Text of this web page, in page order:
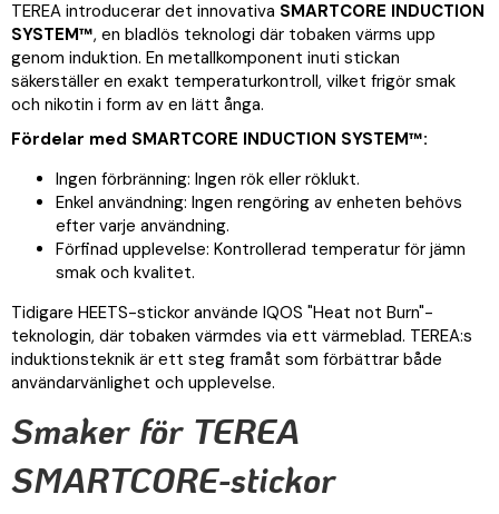
TEREA introducerar det innovativa SMARTCORE INDUCTION
SYSTEM™, en bladlös teknologi där tobaken värms upp
genom induktion. En metallkomponent inuti stickan
säkerställer en exakt temperaturkontroll, vilket frigör smak
och nikotin i form av en lätt ånga.
Fördelar med SMARTCORE INDUCTION SYSTEM™:
Ingen förbränning: Ingen rök eller röklukt.
Enkel användning: Ingen rengöring av enheten behövs
efter varje användning.
Förfinad upplevelse: Kontrollerad temperatur för jämn
smak och kvalitet.
Tidigare HEETS-stickor använde IQOS "Heat not Burn"-
teknologin, där tobaken värmdes via ett värmeblad. TEREA:s
induktionsteknik är ett steg framåt som förbättrar både
användarvänlighet och upplevelse.
Smaker för TEREA
SMARTCORE-stickor